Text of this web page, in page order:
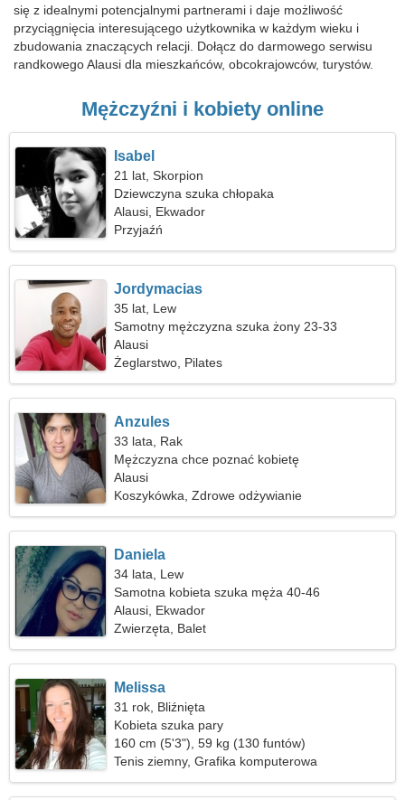
się z idealnymi potencjalnymi partnerami i daje możliwość
przyciągnięcia interesującego użytkownika w każdym wieku i
zbudowania znaczących relacji. Dołącz do darmowego serwisu
randkowego Alausi dla mieszkańców, obcokrajowców, turystów.
Mężczyźni i kobiety online
Isabel
21 lat, Skorpion
Dziewczyna szuka chłopaka
Alausi, Ekwador
Przyjaźń
Jordymacias
35 lat, Lew
Samotny mężczyzna szuka żony 23-33
Alausi
Żeglarstwo, Pilates
Anzules
33 lata, Rak
Mężczyzna chce poznać kobietę
Alausi
Koszykówka, Zdrowe odżywianie
Daniela
34 lata, Lew
Samotna kobieta szuka męża 40-46
Alausi, Ekwador
Zwierzęta, Balet
Melissa
31 rok, Bliźnięta
Kobieta szuka pary
160 cm (5'3"), 59 kg (130 funtów)
Tenis ziemny, Grafika komputerowa